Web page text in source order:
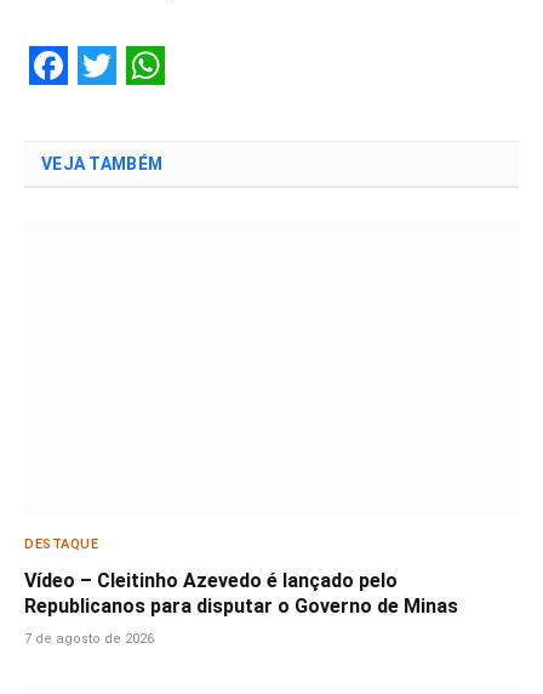
VEJA TAMBÉM
DESTAQUE
Vídeo – Cleitinho Azevedo é lançado pelo
Republicanos para disputar o Governo de Minas
7 de agosto de 2026